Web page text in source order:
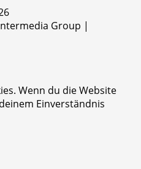
Group |
Wenn du die Website
Einverständnis